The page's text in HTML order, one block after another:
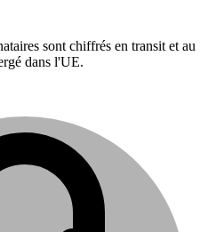
sont chiffrés en transit et au
dans l'UE.